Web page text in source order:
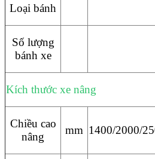
Loại bánh
Số lượng
bánh xe
Kích thước xe nâng
Chiều cao
nâng
mm 1400/2000/